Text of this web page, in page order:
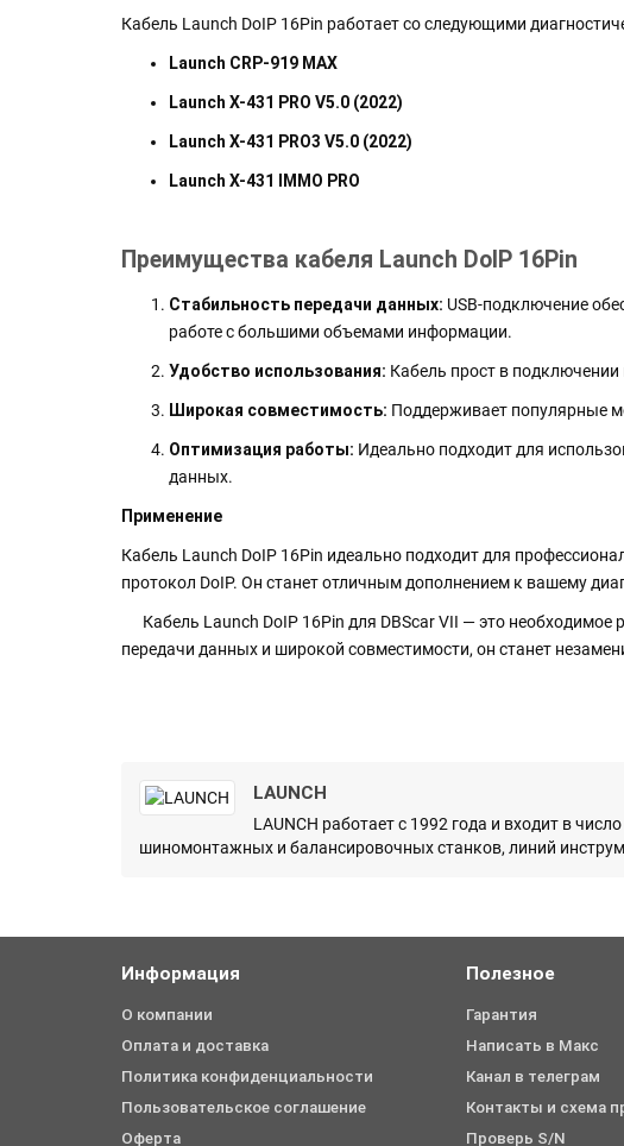
Кабель Launch DoIP 16Pin работает со следующими
Launch CRP-919 MAX
Launch X-431 PRO V5.0 (2022)
Launch X-431 PRO3 V5.0 (2022)
Launch X-431 IMMO PRO
Преимущества кабеля Launch DoIP 16Pin
Стабильность передачи данных: USB-подключение
работе с большими объемами информации.
Удобство использования: Кабель прост в
Широкая совместимость: Поддерживает популярные
Оптимизация работы: Идеально подходит для
данных.
Применение
Кабель Launch DoIP 16Pin идеально подходит для
протокол DoIP. Он станет отличным дополнением к вашему
Кабель Launch DoIP 16Pin для DBScar VII — это необходимое
передачи данных и широкой совместимости, он станет
LAUNCH
LAUNCH работает с 1992 года и входит в
шиномонтажных и балансировочных станков, линий
Информация
О компании
Оплата и доставка
Политика конфиденциальности
Пользовательское соглашение
Оферта
Полезное
Гарантия
Написать в Макс
Канал в телеграм
Контакты и схема
Проверь S/N